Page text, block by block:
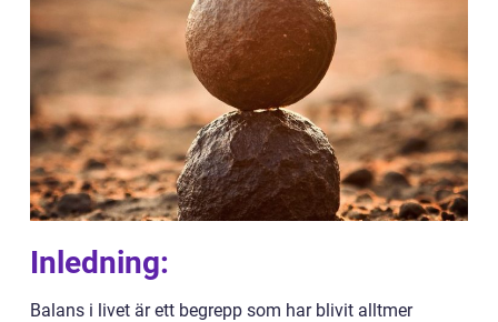
Inledning:
Balans i livet är ett begrepp som har blivit alltmer